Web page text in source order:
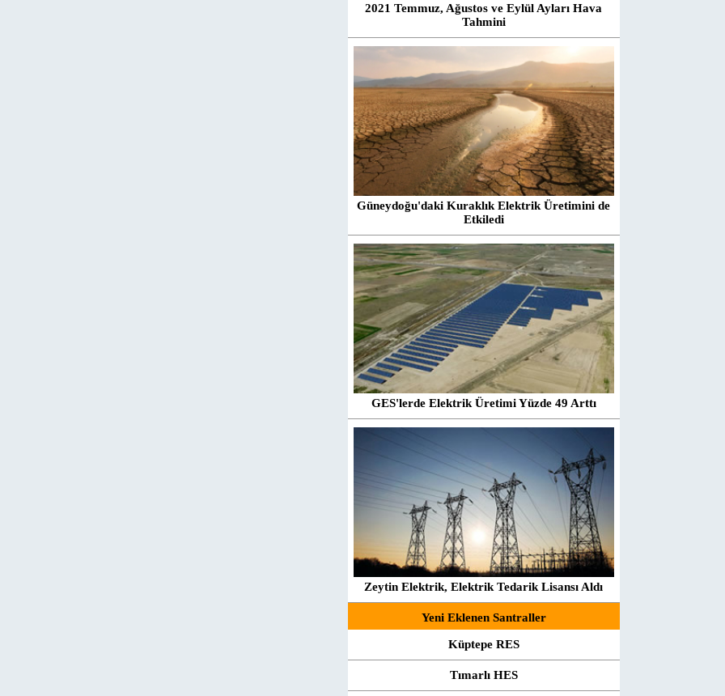
2021 Temmuz, Ağustos ve Eylül Ayları Hava
Tahmini
Güneydoğu'daki Kuraklık Elektrik Üretimini de
Etkiledi
GES'lerde Elektrik Üretimi Yüzde 49 Arttı
Zeytin Elektrik, Elektrik Tedarik Lisansı Aldı
Yeni Eklenen Santraller
Küptepe RES
Tımarlı HES